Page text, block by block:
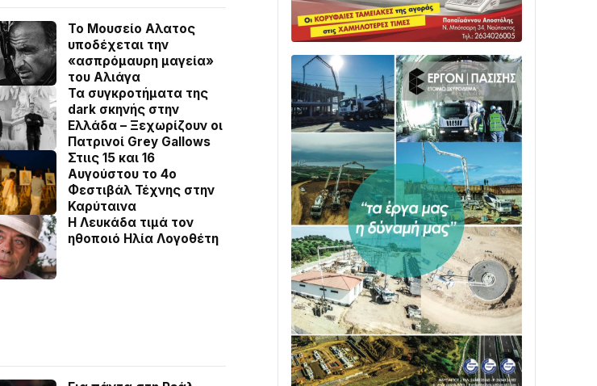
Το Μουσείο Αλατος
υποδέχεται την
«ασπρόμαυρη μαγεία»
του Αλιάγα
Τα συγκροτήματα της
dark σκηνής στην
Ελλάδα – Ξεχωρίζουν οι
Πατρινοί Grey Gallows
Στιις 15 και 16
Αυγούστου το 4ο
Φεστιβάλ Τέχνης στην
Καρύταινα
Η Λευκάδα τιμά τον
ηθοποιό Ηλία Λογοθέτη